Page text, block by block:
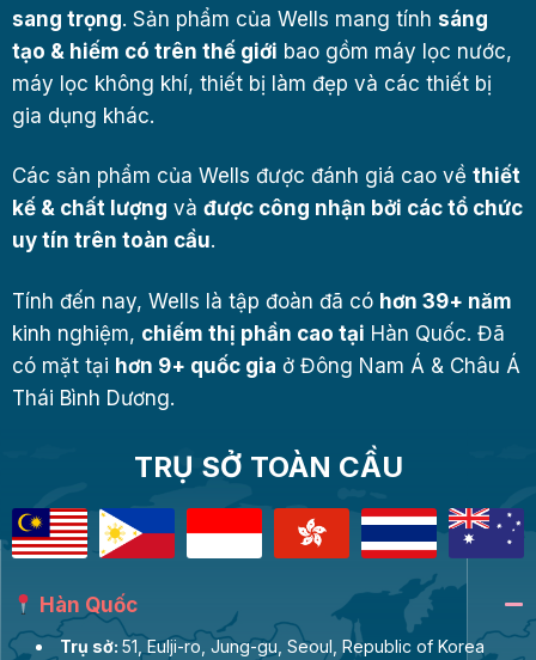
+
1
sang trọng. Sản phẩm của Wells mang tính sáng
tạo & hiếm có trên thế giới bao gồm máy lọc nước,
máy lọc không khí, thiết bị làm đẹp và các thiết bị
gia dụng khác.
Các sản phẩm của Wells được đánh giá cao về thiết
kế & chất lượng và được công nhận bởi các tổ chức
uy tín trên toàn cầu.
Tính đến nay, Wells là tập đoàn đã có hơn 39+ năm
kinh nghiệm, chiếm thị phần cao tại Hàn Quốc. Đã
có mặt tại hơn 9+ quốc gia ở Đông Nam Á & Châu Á
Thái Bình Dương.
TRỤ SỞ TOÀN CẦU
Hàn Quốc
Trụ sở: 51, Eulji-ro, Jung-gu, Seoul, Republic of Korea